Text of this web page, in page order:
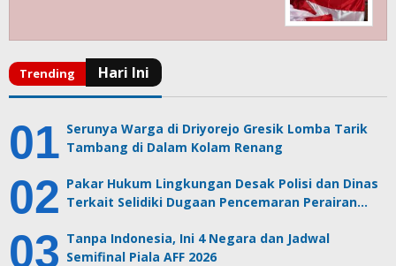
Serunya Warga di Driyorejo Gresik Lomba Tarik
Tambang di Dalam Kolam Renang
Pakar Hukum Lingkungan Desak Polisi dan Dinas
Terkait Selidiki Dugaan Pencemaran Perairan…
Tanpa Indonesia, Ini 4 Negara dan Jadwal
Semifinal Piala AFF 2026